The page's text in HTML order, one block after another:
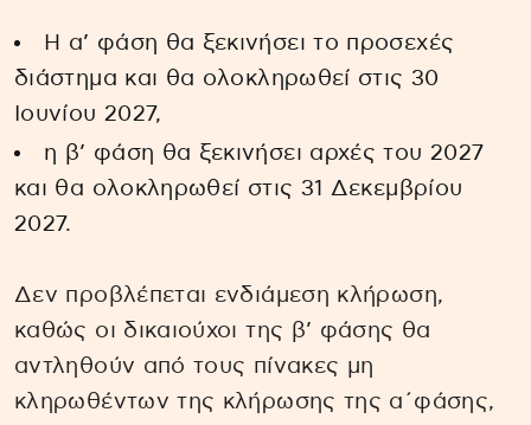
Η α’ φάση θα ξεκινήσει το προσεχές
διάστημα και θα ολοκληρωθεί στις 30
Ιουνίου 2027,
η β’ φάση θα ξεκινήσει αρχές του 2027
και θα ολοκληρωθεί στις 31 Δεκεμβρίου
2027.
Δεν προβλέπεται ενδιάμεση κλήρωση,
καθώς οι δικαιούχοι της β’ φάσης θα
αντληθούν από τους πίνακες μη
κληρωθέντων της κλήρωσης της α΄φάσης,